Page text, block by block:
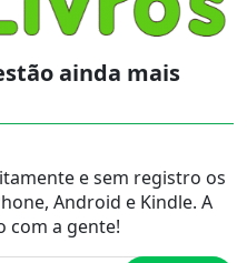
ainda mais
e sem registro os
Android e Kindle. A
com a gente!